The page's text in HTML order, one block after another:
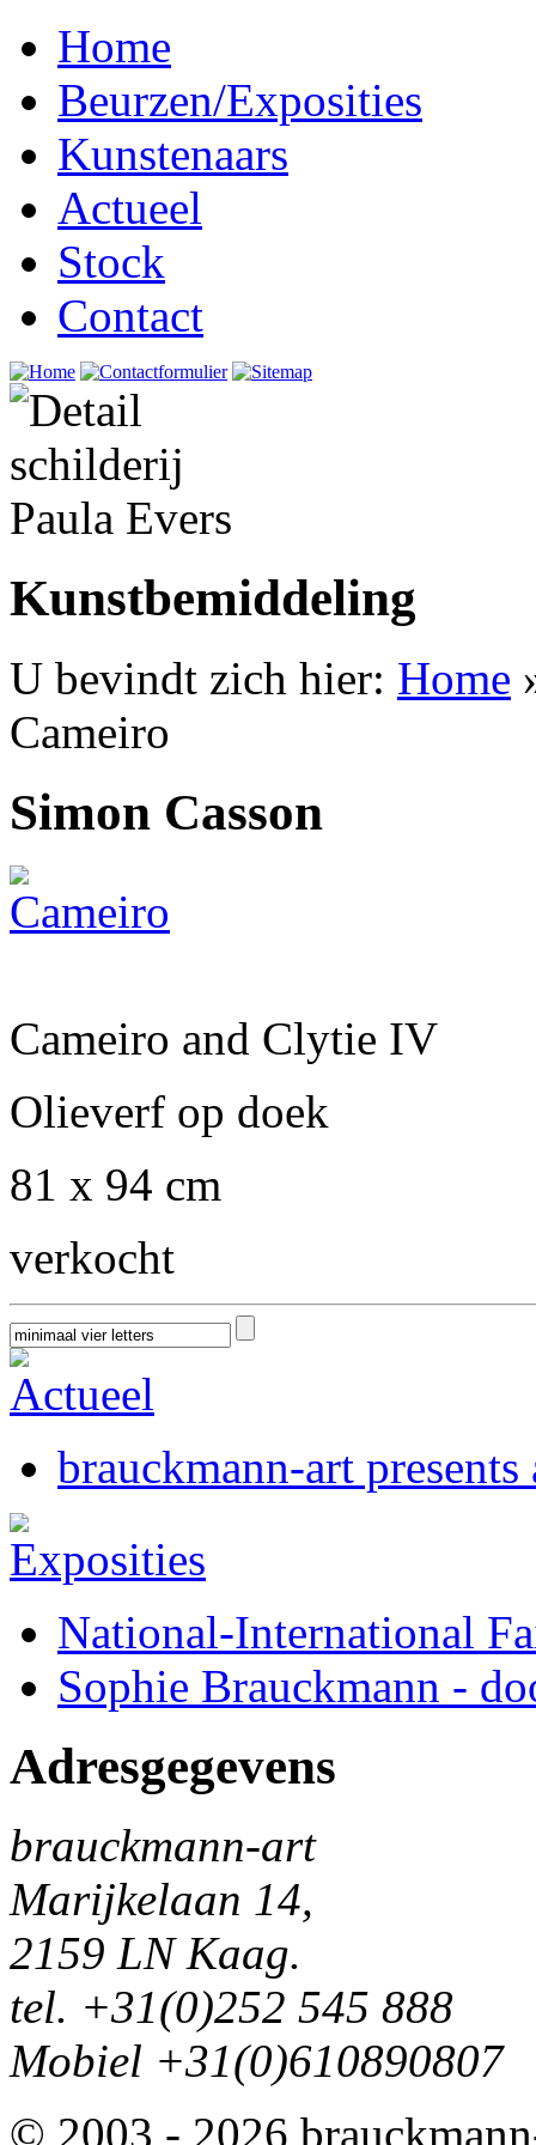
Home
Beurzen/Exposities
Kunstenaars
Actueel
Stock
Contact
Kunstbemiddeling
U bevindt zich hier: Home
Cameiro
Simon Casson
Cameiro and Clytie IV
Olieverf op doek
81 x 94 cm
verkocht
brauckmann-art presents
National-International
Sophie Brauckmann -
Adresgegevens
brauckmann-art
Marijkelaan 14,
2159 LN Kaag.
tel. +31(0)252 545 888
Mobiel +31(0)610890807
© 2003 - 2026